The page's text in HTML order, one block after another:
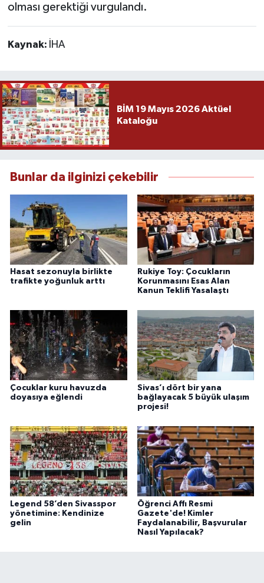
olması gerektiği vurgulandı.
Kaynak: İHA
BİM 19 Mayıs 2026 Aktüel
Kataloğu
Bunlar da ilginizi çekebilir
Hasat sezonuyla birlikte
trafikte yoğunluk arttı
Rukiye Toy: Çocukların
Korunmasını Esas Alan
Kanun Teklifi Yasalaştı
Çocuklar kuru havuzda
doyasıya eğlendi
Sivas’ı dört bir yana
bağlayacak 5 büyük ulaşım
projesi!
Legend 58’den Sivasspor
yönetimine: Kendinize
gelin
Öğrenci Affı Resmi
Gazete'de! Kimler
Faydalanabilir, Başvurular
Nasıl Yapılacak?